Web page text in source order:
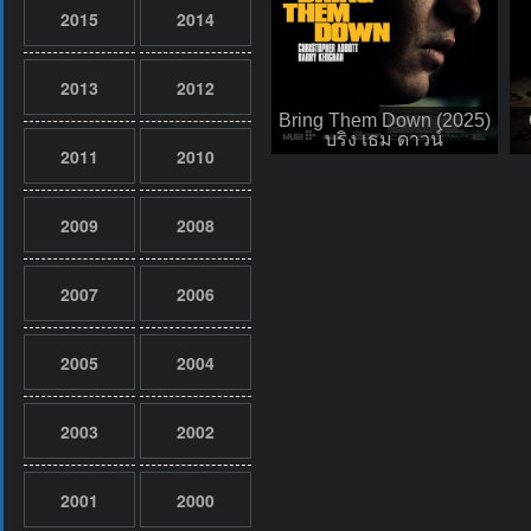
2015 2014
2013 2012
2011 2010
2009 2008
2007 2006
2005 2004
2003 2002
2001 2000
Bring Them Down (2025)
บริง เธม ดาวน์